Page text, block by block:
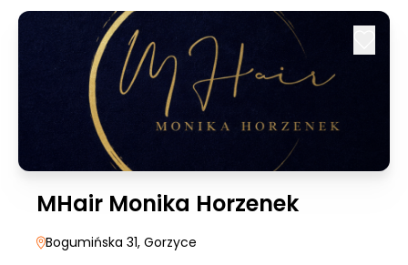
MHair Monika Horzenek
Bogumińska 31, Gorzyce